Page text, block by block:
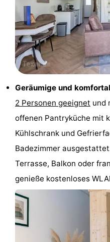
Eibernest
Hoogelandt
Beach
Park
Texel
Buytenveldt
De
Krim
-
EuroParcs
Texel
Kustpark
Texel
Sluftervallei
Strandhuys
Villapark
Residentie
Villapark
Hotels
Geräumige und
2 Personen geeignet und
offenen Pantryküche mit
Kühlschrank und
Badezimmer
Terrasse, Balkon oder
genieße kostenloses